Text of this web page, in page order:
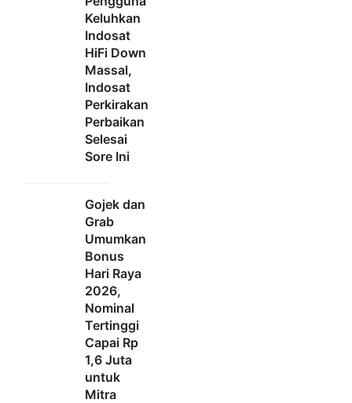
Keluhkan
Indosat
HiFi Down
Massal,
Indosat
Perkirakan
Perbaikan
Selesai
Sore Ini
Gojek dan
Grab
Umumkan
Bonus
Hari Raya
2026,
Nominal
Tertinggi
Capai Rp
1,6 Juta
untuk
Mitra